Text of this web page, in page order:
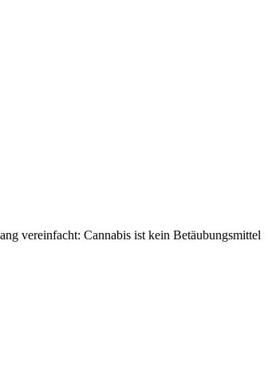
vereinfacht: Cannabis ist kein Betäubungsmittel